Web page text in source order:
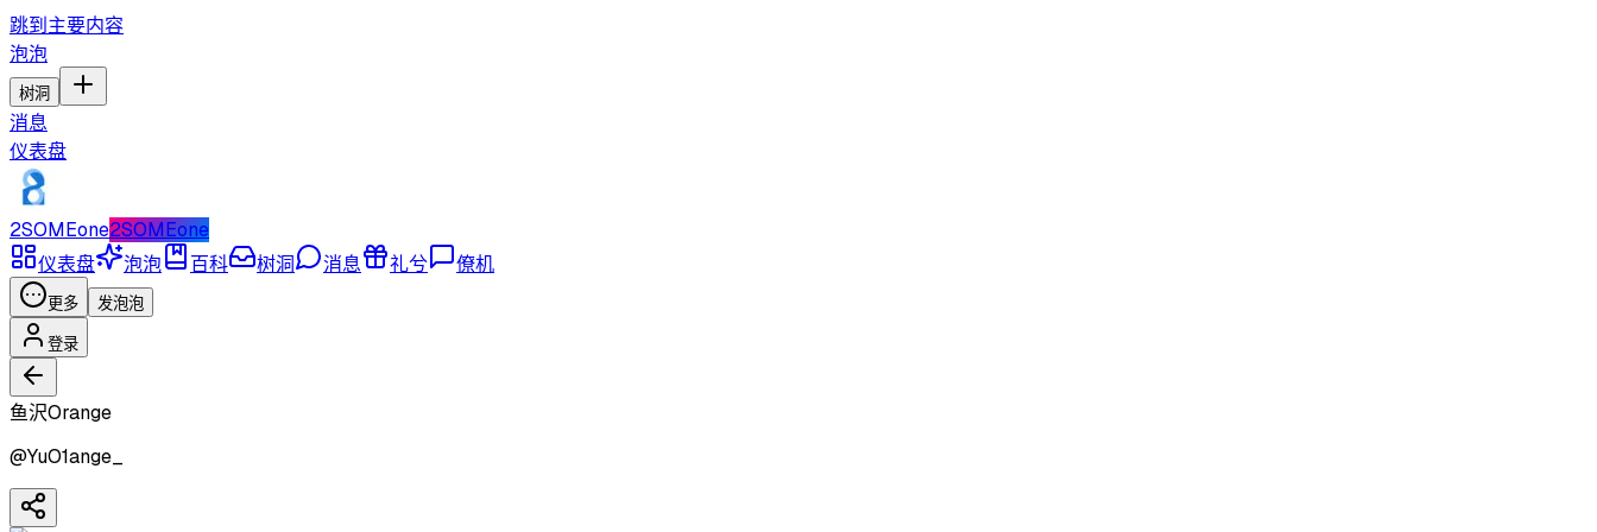
跳到主要内容
泡泡
树洞
消息
仪表盘
2SOMEone2SOMEone
仪表盘
泡泡 百科 树洞 消息 礼兮 僚机
更多 发泡泡
登录
鱼沢Orange
@YuO1ange_